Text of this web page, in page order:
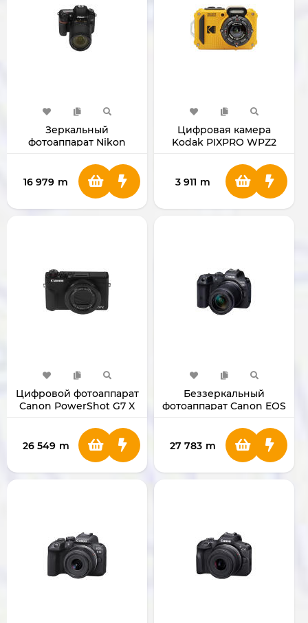
Зеркальный
фотоаппарат Nikon
140mm
16 979 m
Цифровая камера
Kodak PIXPRO WPZ2
3 911 m
Цифровой фотоаппарат
Canon PowerShot G7 X
26 549 m
Беззеркальный
фотоаппарат Canon EOS
150mm
27 783 m